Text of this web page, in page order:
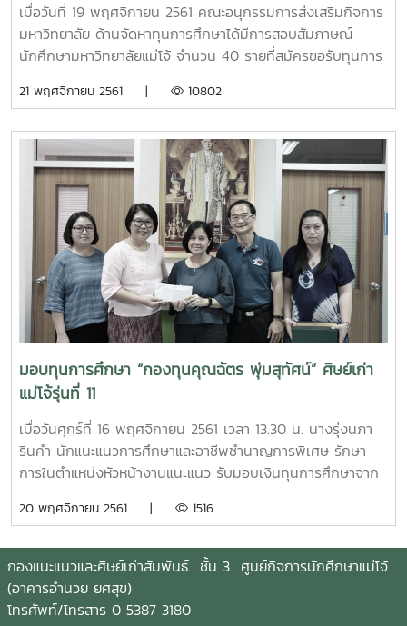
เมื่อวันที่ 19 พฤศจิกายน 2561 คณะอนุกรรมการส่งเสริมกิจการ
มหาวิทยาลัย ด้านจัดหาทุนการศึกษาได้มีการสอบสัมภาษณ์
นักศึกษามหาวิทยาลัยแม่โจ้ จำนวน 40 รายที่สมัครขอรับทุนการ
ศึกษาแบบต่อเนื่องจนจบการศึกษา โดยมีคุณรัตนากร ศิริรัตน์
ทุนการศึกษาออกเป็นดังนี้ ระดับปริญญาตรี 1. หลักสูตร 5 ปี
ปีละ 10,000 บาท จำนวน 2 ทุน 2. หลักสูตร 4 ปี ปีละ 10,000
บาท จำนวน 20 ทุน 3. หลักสูตร 4 ปี เทียบเข้าเรียน ปีละ
10,000 บาท จำนวน 2 ทุน ระดับบัณฑิตศึกษา ปีละ 15,000 บาท
จำนวน 2 ทุน ณ ห้องประชุมสำนักงานอธิการบดี 2 ชั้น 2
สำนักงานอธิการบดี
21 พฤศจิกายน 2561 | 10802
มอบทุนการศึกษา “กองทุนคุณฉัตร พุ่มสุทัศน์” ศิษย์เก่า
แม่โจ้รุ่นที่ 11
เมื่อวันศุกร์ที่ 16 พฤศจิกายน 2561 เวลา 13.30 น. นางรุ่งนภา
รินคำ นักแนะแนวการศึกษาและอาชีพชำนาญการพิเศษ รักษา
การในตำแหน่งหัวหน้างานแนะแนว รับมอบเงินทุนการศึกษาจาก
บาท เพื่อสมทบเข้ากองทุนการศึกษา “กองทุนคุณฉัตร พุ่ม
เป็นทุนการศึกษาสำหรับนักศึกษาที่เรียนดี ความประพฤติ
เรียบร้อย ขาดแคลนทุนทรัพย์ จำนวน 2 ทุน ทุนละ 6,000 บาท
เป็นเงิน 12,000 บาท ณ กองแนะแนว และศิษย์เก่าสัมพันธ์ ชั้น 3
20 พฤศจิกายน 2561 | 1516
กองแนะแนวและศิษย์เก่าสัมพันธ์ ชั้น 3 ศูนย์กิจการนักศึกษาแม่โจ้
(อาคารอำนวย ยศสุข)
โทรศัพท์/โทรสาร 0 5387 3180